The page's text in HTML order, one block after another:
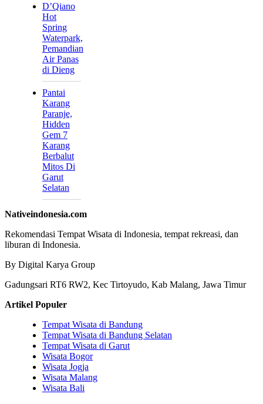
D’Qiano
Hot
Spring
Waterpark,
Pemandian
Air Panas
di Dieng
Pantai
Karang
Paranje,
Hidden
Gem 7
Karang
Berbalut
Mitos Di
Garut
Selatan
Nativeindonesia.com
Rekomendasi Tempat Wisata di Indonesia, tempat rekreasi, dan
liburan di Indonesia.
By Digital Karya Group
Gadungsari RT6 RW2, Kec Tirtoyudo, Kab Malang, Jawa Timur
Artikel Populer
Tempat Wisata di Bandung
Tempat Wisata di Bandung Selatan
Tempat Wisata di Garut
Wisata Bogor
Wisata Jogja
Wisata Malang
Wisata Bali